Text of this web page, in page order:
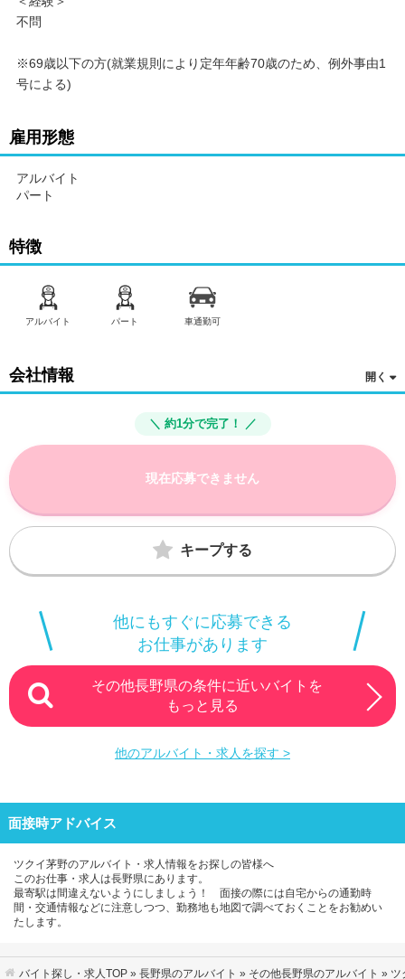
不問
※69歳以下の方(就業規則により定年年齢70歳のため、例外事由1
号による)
雇用形態
アルバイト
パート
特徴
アルバイト パート 車通勤可
会社情報
＼ 約1分で完了！ ／
現在応募できません
キープする
他にもすぐに応募できる
お仕事があります
その他長野県の条件に近いバイトを
もっと見る
他のアルバイト・求人を探す >
面接時アドバイス
ツクイ茅野のアルバイト・求人情報をお探しの皆様へ
このお仕事・求人は長野県にあります。
最寄駅は間違えないようにしましょう！ 面接の際には自宅からの通勤時
間・交通情報などに注意しつつ、勤務地も地図で調べておくことをお勧めい
たします。
バイト探し・求人TOP » 長野県のアルバイト » その他長野県のアルバイト » ツ